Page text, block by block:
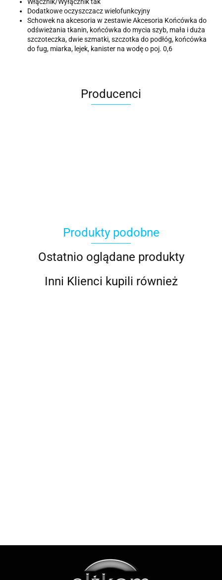
Dodatkowe oczyszczacz wielofunkcyjny
Schowek na akcesoria w zestawie Akcesoria Końcówka do
odświeżania tkanin, końcówka do mycia szyb, mała i duża
szczoteczka, dwie szmatki, szczotka do podłóg, końcówka
do fug, miarka, lejek, kanister na wodę o poj. 0,6
Producenci
ACOOL TOY
Produkty podobne
Ostatnio oglądane produkty
Inni Klienci kupili również